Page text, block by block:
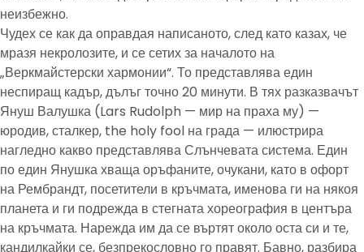
неизбежно.
Чудех се как да оправдая написаното, след като казах, че
мразя некролозите, и се сетих за началото на
„Веркмайстерски хармонии“. То представлява един
неспиращ кадър, дълъг точно 20 минути. В тях разказвачът
Януш Валушка (Lars Rudolph — мир на праха му) —
юродив, сталкер, the holy fool на града — илюстрира
нагледно какво представлява Слънчевата система. Един
по един Янушка хваща оръфаните, очукани, като в офорт
на Рембрандт, посетители в кръчмата, именова ги на някоя
планета и ги подрежда в стегната хореография в центъра
на кръчмата. Нарежда им да се въртят около оста си и те,
кандилкайки се, безпрекословно го правят. Бавно, разбира